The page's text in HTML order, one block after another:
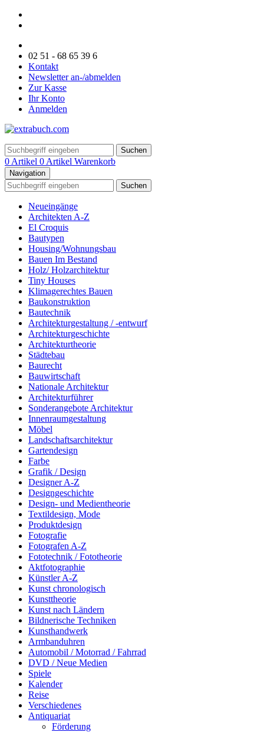
02 51 - 68 65 39 6
Kontakt
Newsletter an-/abmelden
Zur Kasse
Ihr Konto
Anmelden
Suchen
0 Artikel 0 Artikel Warenkorb
Navigation
Suchen
Neueingänge
Architekten A-Z
El Croquis
Bautypen
Housing/Wohnungsbau
Bauen Im Bestand
Holz/ Holzarchitektur
Tiny Houses
Klimagerechtes Bauen
Baukonstruktion
Bautechnik
Architekturgestaltung / -entwurf
Architekturgeschichte
Architekturtheorie
Städtebau
Baurecht
Bauwirtschaft
Nationale Architektur
Architekturführer
Sonderangebote Architektur
Innenraumgestaltung
Möbel
Landschaftsarchitektur
Gartendesign
Farbe
Grafik / Design
Designer A-Z
Designgeschichte
Design- und Medientheorie
Textildesign, Mode
Produktdesign
Fotografie
Fotografen A-Z
Fototechnik / Fototheorie
Aktfotographie
Künstler A-Z
Kunst chronologisch
Kunsttheorie
Kunst nach Ländern
Bildnerische Techniken
Kunsthandwerk
Armbanduhren
Automobil / Motorrad / Fahrrad
DVD / Neue Medien
Spiele
Kalender
Reise
Verschiedenes
Antiquariat
Förderung